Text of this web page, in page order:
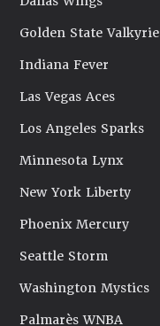
Golden State
Indiana Fever
Las Vegas Aces
Los Angeles Sparks
Minnesota Lynx
New York Liberty
Phoenix Mercury
Seattle Storm
Washington Mystics
Palmarès WNBA